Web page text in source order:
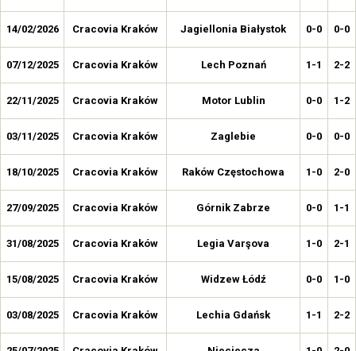
14/02/2026 Cracovia Kraków Jagiellonia Białystok 0-0 0-0
07/12/2025 Cracovia Kraków Lech Poznań 1-1 2-2
22/11/2025 Cracovia Kraków Motor Lublin 0-0 1-2
03/11/2025 Cracovia Kraków Zaglebie 0-0 0-0
18/10/2025 Cracovia Kraków Raków Częstochowa 1-0 2-0
27/09/2025 Cracovia Kraków Górnik Zabrze 0-0 1-1
31/08/2025 Cracovia Kraków Legia Varşova 1-0 2-1
15/08/2025 Cracovia Kraków Widzew Łódź 0-0 1-0
03/08/2025 Cracovia Kraków Lechia Gdańsk 1-1 2-2